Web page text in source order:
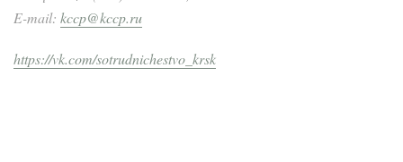
E-mail: kccp@kccp.ru
https://vk.com/sotrudnichestvo_krsk